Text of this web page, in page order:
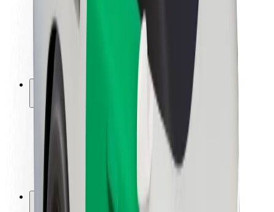
Ηγεσία
Μάρκα
Μέσα ενημέρωσης
Urban Fund
Ασφάλεια
Ασφάλεια επιβάτη
Ασφάλεια οδηγών
Ασφάλεια σκούτερ
Εργαστήριο ασφάλειας